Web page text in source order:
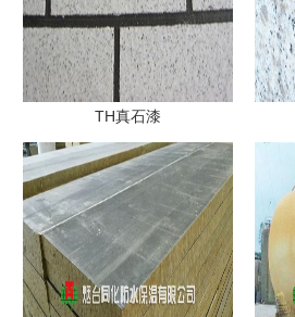
TH真石漆